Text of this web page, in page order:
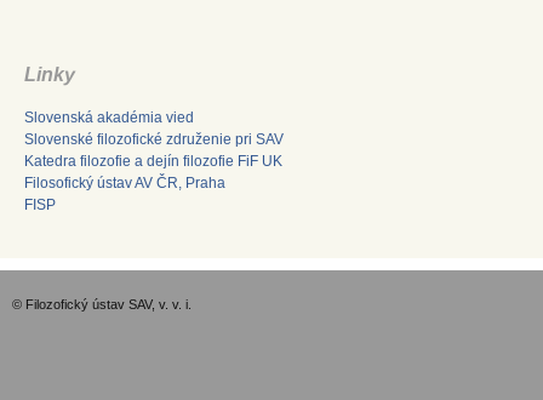
Linky
Slovenská akadémia vied
Slovenské filozofické združenie pri SAV
Katedra filozofie a dejín filozofie FiF UK
Filosofický ústav AV ČR, Praha
FISP
© Filozofický ústav SAV, v. v. i.